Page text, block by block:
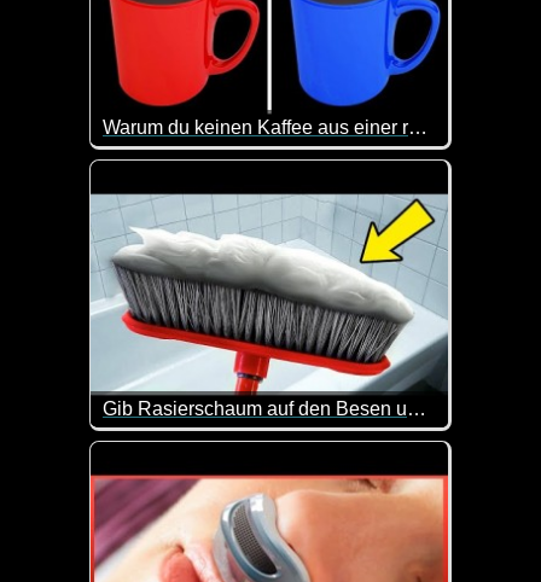
Warum du keinen Kaffee aus einer roten Tasse trinken solltest
Selbstverständlich habe ich gleich mal meine rote
Gib Rasierschaum auf den Besen und mach DIES (genialer Trick)
Das mit dem Rasierschaum muss man sich